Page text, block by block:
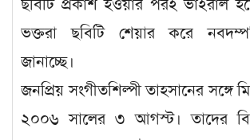
ছবিটি প্রকাশ হওয়ার পরই ভাইরাল
ভক্তরা ছবিটি শেয়ার করে
জানাচ্ছে।
জনপ্রিয় সংগীতশিল্পী তাহসানের সঙ্গে
২০০৬ সালের ৩ আগস্ট। তাদের